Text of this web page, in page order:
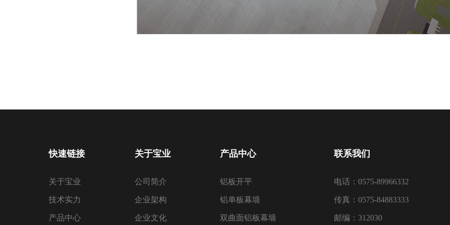
快速链接
关于宝业
技术实力
产品中心
关于宝业
公司简介
企业架构
企业文化
产品中心
铝板开平
铝单板幕墙
双曲面铝板幕墙
联系我们
电话：0575-89966332
传真：0575-84883333
邮编：312030